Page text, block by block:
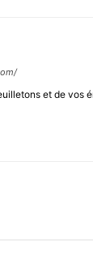
et de vos